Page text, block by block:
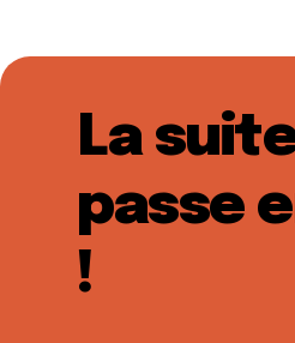
La
passe
!